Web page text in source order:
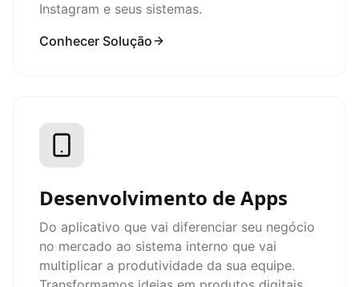
Instagram e seus sistemas.
Conhecer Solução
Desenvolvimento de Apps
Do aplicativo que vai diferenciar seu negócio
no mercado ao sistema interno que vai
multiplicar a produtividade da sua equipe.